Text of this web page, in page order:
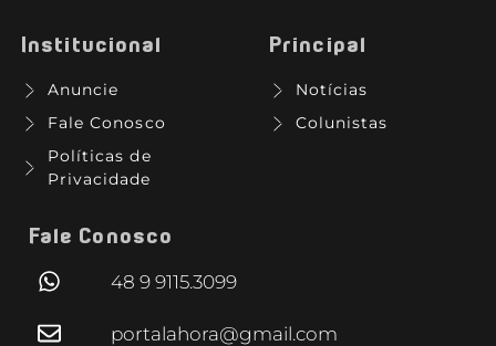
Institucional
Anuncie
Fale Conosco
Políticas de
Privacidade
Principal
Notícias
Colunistas
Fale Conosco
48 9 9115.3099
portalahora@gmail.com